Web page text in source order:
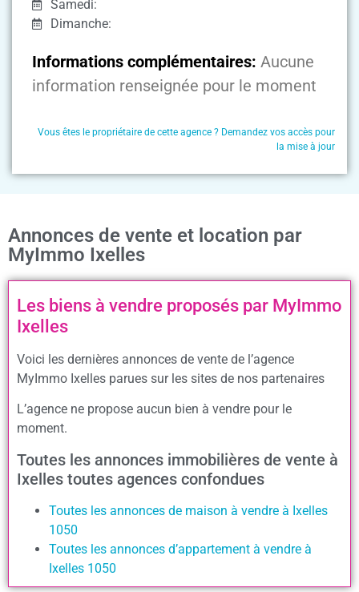
Samedi:
Dimanche:
Informations complémentaires: Aucune
information renseignée pour le moment
Vous êtes le propriétaire de cette agence ? Demandez vos accès pour
la mise à jour
Annonces de vente et location par
MyImmo Ixelles
Les biens à vendre proposés par MyImmo
Ixelles
Voici les dernières annonces de vente de l’agence
MyImmo Ixelles parues sur les sites de nos partenaires
L’agence ne propose aucun bien à vendre pour le
moment.
Toutes les annonces immobilières de vente à
Ixelles toutes agences confondues
Toutes les annonces de maison à vendre à Ixelles
1050
Toutes les annonces d’appartement à vendre à
Ixelles 1050